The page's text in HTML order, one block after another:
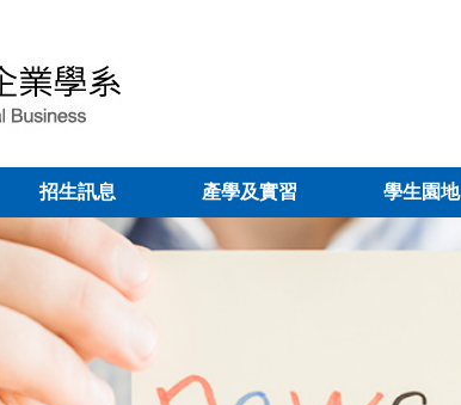
招生訊息 產學及實習 學生園地